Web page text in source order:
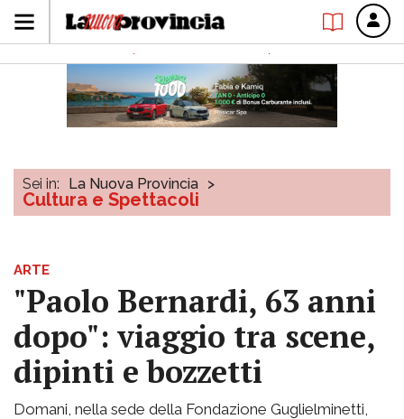
Sei in: La Nuova Provincia >
Cultura e Spettacoli
ARTE
"Paolo Bernardi, 63 anni
dopo": viaggio tra scene,
dipinti e bozzetti
Domani, nella sede della Fondazione Guglielminetti,